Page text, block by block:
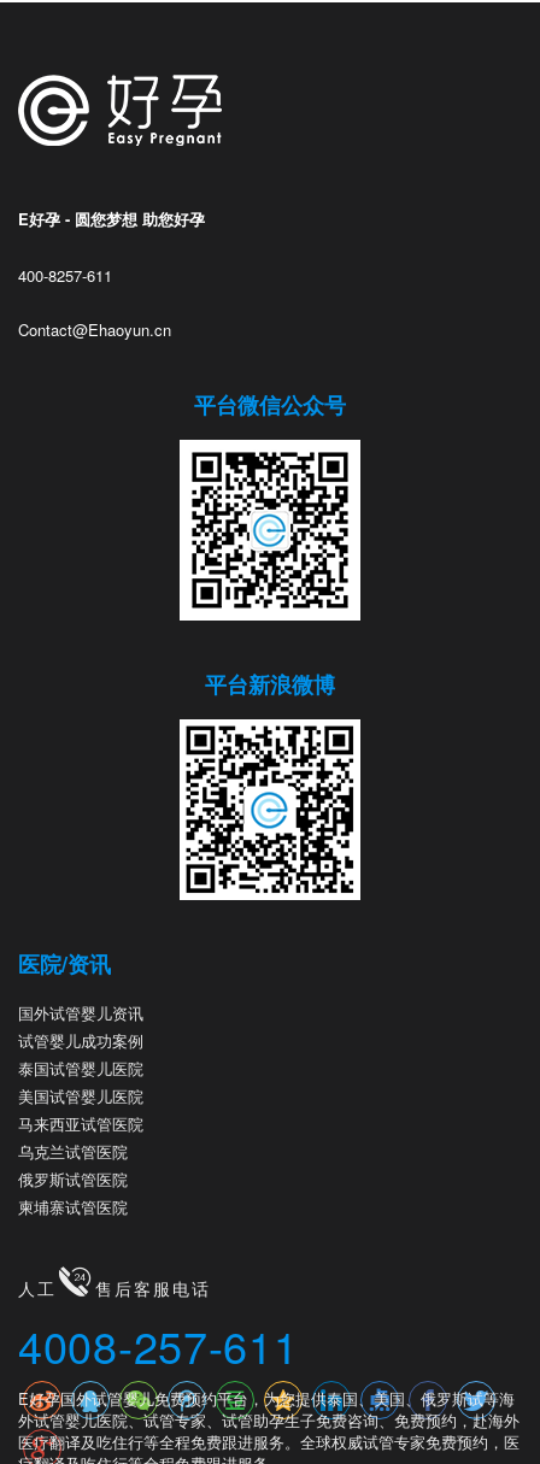
E好孕 - 圆您梦想 助您好孕
400-8257-611
Contact@Ehaoyun.cn
平台微信公众号
平台新浪微博
医院/资讯
国外试管婴儿资讯
试管婴儿成功案例
泰国试管婴儿医院
美国试管婴儿医院
马来西亚试管医院
乌克兰试管医院
俄罗斯试管医院
柬埔寨试管医院
人工 售后客服电话
4008-257-611
E好孕国外试管婴儿免费预约平台，为您提供泰国、美国、俄罗斯试等海
外试管婴儿医院、试管专家、试管助孕生子免费咨询、免费预约，赴海外
医疗翻译及吃住行等全程免费跟进服务。全球权威试管专家免费预约，医